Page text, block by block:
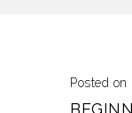
Posted